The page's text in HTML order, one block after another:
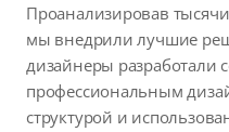
Проанализировав
мы внедрили лучшие
дизайнеры разработали
профессиональным
структурой и